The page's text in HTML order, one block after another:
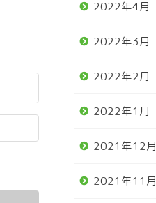
2022年4月
2022年3月
2022年2月
2022年1月
2021年12月
2021年11月